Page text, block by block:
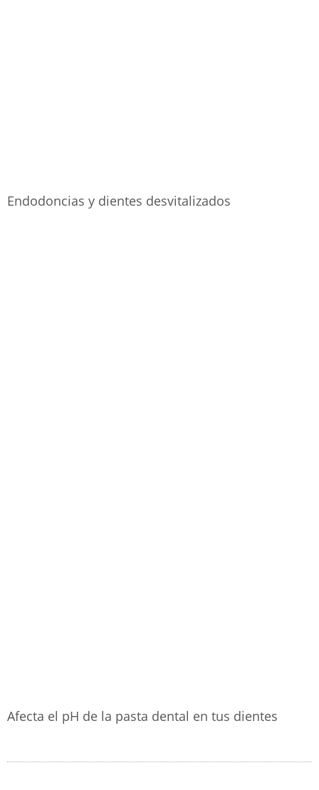
Endodoncias y dientes desvitalizados
Afecta el pH de la pasta dental en tus dientes